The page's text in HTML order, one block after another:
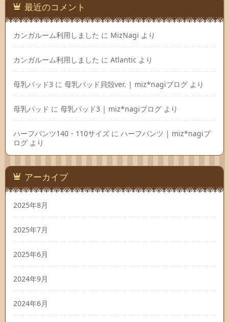
最近のコメント
カンガルーム利用しました に MizNagi より
カンガルーム利用しました に Atlantic より
母乳パッド3 に 母乳パッド貝殻ver. | miz*nagiブログ より
母乳パッド に 母乳パッド3 | miz*nagiブログ より
ハーフパンツ140・110サイズ に ハーフパンツ | miz*nagiブ
ログ より
アーカイブ
2025年8月
2025年7月
2025年6月
2024年9月
2024年6月